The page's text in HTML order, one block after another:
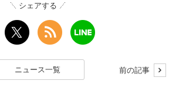
シェアする
ニュース一覧 前の記事